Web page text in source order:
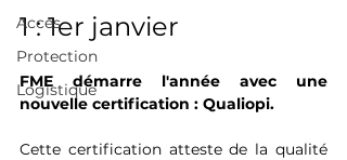
Acces
Protection
Logistique
1 : 1er janvier
FME démarre l'année avec une
nouvelle certification : Qualiopi.
Cette certification atteste de la qualité